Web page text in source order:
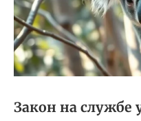
Закон на службе